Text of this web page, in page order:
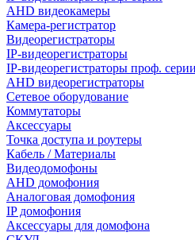
AHD видеокамеры
Камера-регистратор
Видеорегистраторы
IP-видеорегистраторы
IP-видеорегистраторы проф. серии
AHD видеорегистраторы
Сетевое оборудование
Коммутаторы
Аксессуары
Точка доступа и роутеры
Кабель / Материалы
Видеодомофоны
AHD домофония
Аналоговая домофония
IP домофония
Аксессуары для домофона